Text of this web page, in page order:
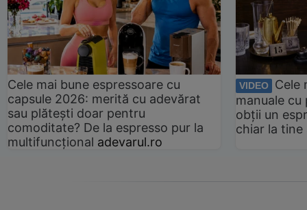
Cele mai bune espressoare cu
capsule 2026: merită cu adevărat
sau plătești doar pentru
comoditate? De la espresso pur la
multifuncțional adevarul.ro
VIDEO
Cele
manuale
obții un
chiar la tine